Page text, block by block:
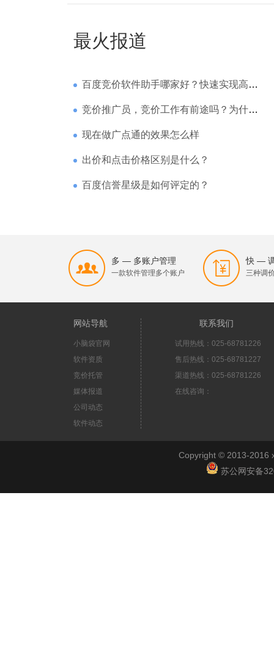
最火报道
百度竞价软件助手哪家好？快速实现高回报哪家强？
竞价推广员，竞价工作有前途吗？为什么待遇那么高
现在做广点通的效果怎么样
出价和点击价格区别是什么？
百度信誉星级是如何评定的？
多 — 多账户管理
一款软件管理多个账户
快 —
三种调
网站导航
小脑袋官网
软件资质
竞价托管
媒体报道
公司动态
软件动态
联系我们
试用热线：025-68781226
售后热线：025-68781227
渠道热线：025-68781226
在线咨询：
Copyright © 2013-2016
苏公网安备